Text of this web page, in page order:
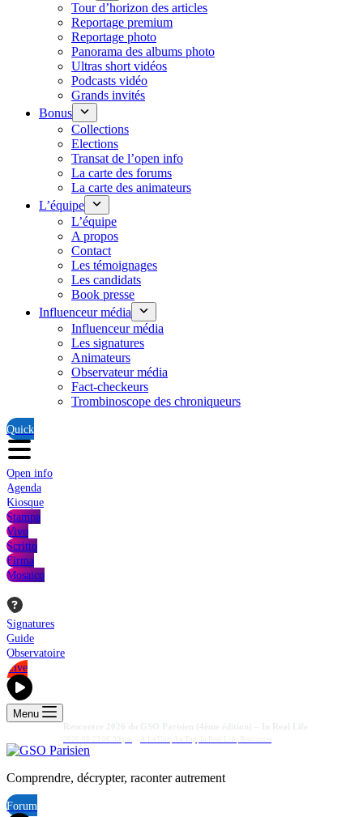
Tour d’horizon des articles
Reportage premium
Reportage photo
Panorama des albums photo
Ultras short vidéos
Podcasts vidéo
Grands invités
Bonus
Collections
Elections
Transat de l’open info
La carte des forums
La carte des animateurs
L’équipe
L’équipe
A propos
Contact
Les témoignages
Les candidats
Book presse
Influenceur média
Influenceur média
Les signatures
Animateurs
Observateur média
Fact-checkeurs
Trombinoscope des chroniqueurs
Quick
Open info
Agenda
Kiosque
Stampa
Vivo
Scritto
Firma
Mosaico
Signatures
Guide
Observatoire
Live
Menu
Comprendre, décrypter, raconter autrement
Forum